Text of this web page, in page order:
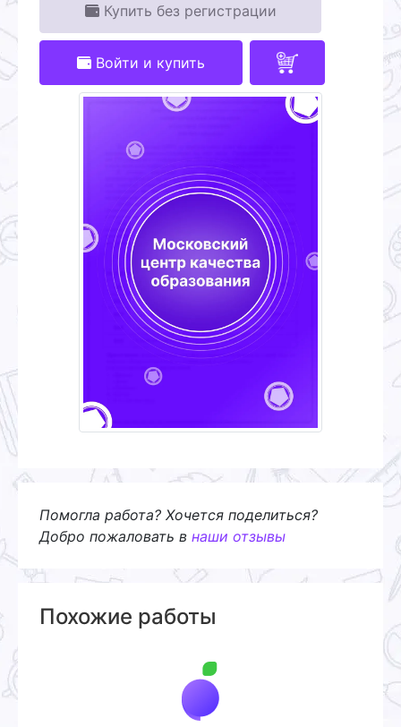
Купить без регистрации
Войти и купить
Помогла работа? Хочется поделиться?
Добро пожаловать в наши отзывы
Похожие работы